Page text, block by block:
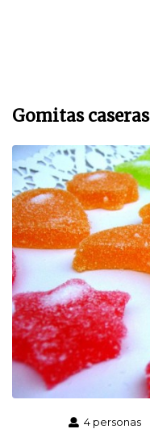
Gomitas caseras
4 personas